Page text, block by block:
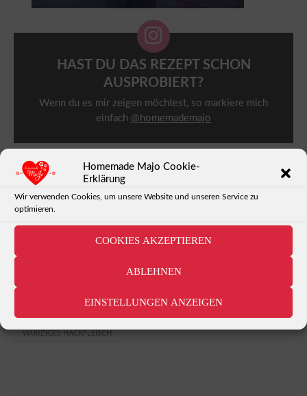
Homemade Majo Cookie-
Erklärung
Wir verwenden Cookies, um unsere Website und unseren Service zu
optimieren.
COOKIES AKZEPTIEREN
ABLEHNEN
EINSTELLUNGEN ANZEIGEN
HAST DU DAS REZEPT SCHON
AUSPROBIERT?
Wenn du es mir zeigen möchtest, so markiere mich
einfach @homemademajo
TAG
WÜRZIGES HACKFLEISCH